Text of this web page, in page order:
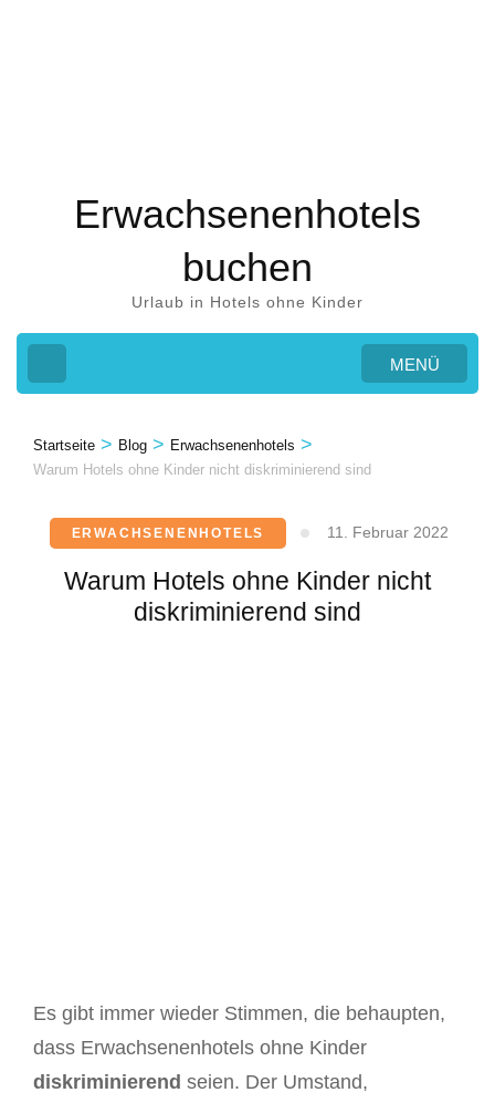
Erwachsenenhotels
buchen
Urlaub in Hotels ohne Kinder
MENÜ
Startseite > Blog > Erwachsenenhotels >
Warum Hotels ohne Kinder nicht diskriminierend sind
ERWACHSENENHOTELS 11. Februar 2022
Warum Hotels ohne Kinder nicht
diskriminierend sind
Es gibt immer wieder Stimmen, die behaupten,
dass Erwachsenenhotels ohne Kinder
diskriminierend seien. Der Umstand,